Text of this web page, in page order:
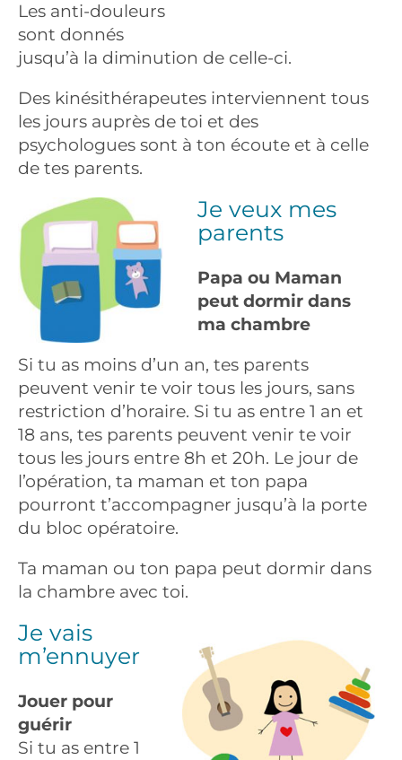
Les anti-douleurs
sont donnés
jusqu’à la diminution de celle-ci.
Des kinésithérapeutes interviennent tous
les jours auprès de toi et des
psychologues sont à ton écoute et à celle
de tes parents.
Je veux mes
parents
Papa ou Maman
peut dormir dans
ma chambre
Si tu as moins d’un an, tes parents
peuvent venir te voir tous les jours, sans
restriction d’horaire. Si tu as entre 1 an et
18 ans, tes parents peuvent venir te voir
tous les jours entre 8h et 20h. Le jour de
l’opération, ta maman et ton papa
pourront t’accompagner jusqu’à la porte
du bloc opératoire.
Ta maman ou ton papa peut dormir dans
la chambre avec toi.
Je vais
m’ennuyer
Jouer pour
guérir
Si tu as entre 1